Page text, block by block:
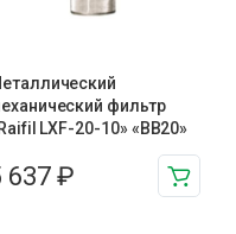
фильтр
LXF-20-10» «BB20»
637 ₽